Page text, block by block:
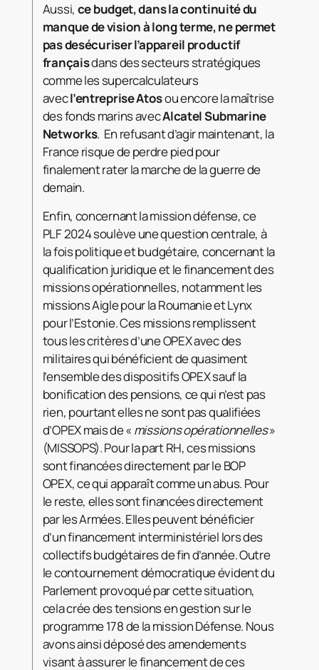
Aussi, ce budget, dans la continuité du
manque de vision à long terme, ne permet
pas desécuriser l’appareil productif
françaisdans des secteurs stratégiques
comme les supercalculateurs
avecl’entreprise Atosou encore la maîtrise
des fonds marins avecAlcatel Submarine
Networks. En refusant d’agir maintenant, la
France risque de perdre pied pour
finalement rater la marche de la guerre de
demain.
Enfin, concernant la mission défense, ce
PLF 2024 soulève une question centrale, à
la fois politique et budgétaire, concernant la
qualification juridique et le financement des
missions opérationnelles, notamment les
missions Aigle pour la Roumanie et Lynx
pour l’Estonie. Ces missions remplissent
tous les critères d’une OPEX avec des
militaires qui bénéficient de quasiment
l’ensemble des dispositifs OPEX sauf la
bonification des pensions, ce qui n’est pas
rien, pourtant elles ne sont pas qualifiées
d’OPEX mais de « missions opérationnelles»
(MISSOPS). Pour la part RH, ces missions
sont financées directement par le BOP
OPEX, ce qui apparaît comme un abus. Pour
le reste, elles sont financées directement
par les Armées. Elles peuvent bénéficier
d’un financement interministériel lors des
collectifs budgétaires de fin d’année. Outre
le contournement démocratique évident du
Parlement provoqué par cette situation,
cela crée des tensions en gestion sur le
programme 178 de la mission Défense. Nous
avons ainsi déposé des amendements
visant à assurer le financement de ces